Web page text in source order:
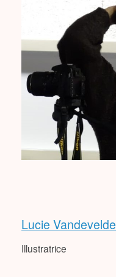
Lucie Vandevelde
Illustratrice